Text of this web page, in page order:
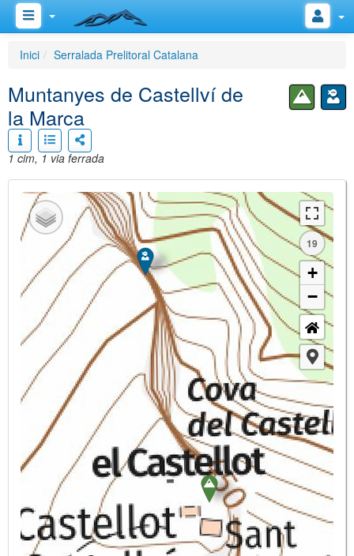
Inici Serralada Prelitoral Catalana
Muntanyes de Castellví de
la Marca
1 cim, 1 via ferrada
19
+
−